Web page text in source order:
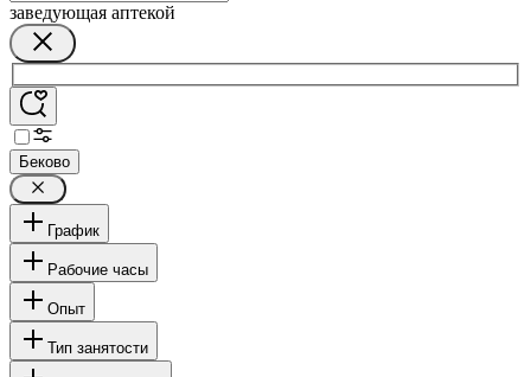
заведующая аптекой
Беково
График
Рабочие часы
Опыт
Тип занятости